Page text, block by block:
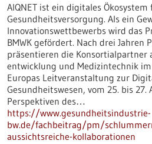
AIQNET ist ein digitales
Gesundheitsversorgung. Als ein
Innovationswettbewerbs wird das
BMWK gefördert. Nach drei Jahren
präsentieren die Konsortialpartner
entwicklung und Medizintechnik im
Europas Leitveranstaltung zur
Gesundheitswesen, vom 25. bis
Perspektiven des…
https://www.gesundheitsindustrie-
bw.de/fachbeitrag/pm/
aussichtsreiche-kollaborationen